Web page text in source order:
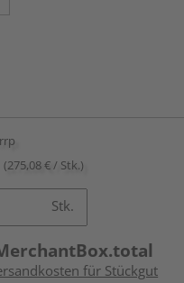
(275,08 € / Stk.)
Stk.
für Stückgut